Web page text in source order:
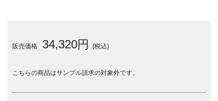
販売価格 34,320円 (税込)
こちらの商品はサンプル請求の対象外です。